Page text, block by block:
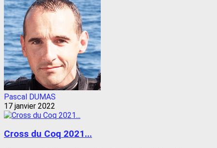
Pascal DUMAS
17 janvier 2022
Cross du Coq 2021...